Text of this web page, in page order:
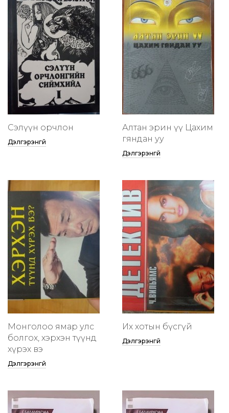
Сэлүүн орчлон
Дэлгэрэнгүй
Алтан эрин үү Цахим
гяндан уу
Дэлгэрэнгүй
Монголоо ямар улс
болгох, хэрхэн түүнд
хүрэх вэ
Дэлгэрэнгүй
Их хотын бүсгүй
Дэлгэрэнгүй